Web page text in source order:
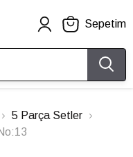
Sepetim
5 Parça Setler